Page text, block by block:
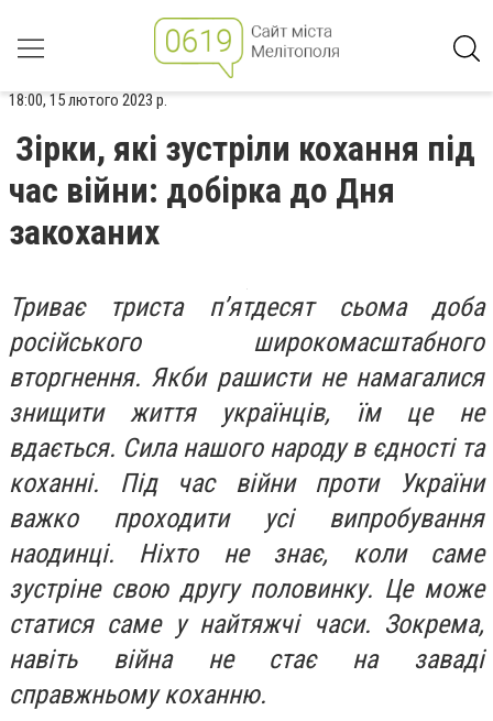
18:00, 15 лютого 2023 р.
Зірки, які зустріли кохання під
час війни: добірка до Дня
закоханих
Триває триста п’ятдесят сьома доба
російського широкомасштабного
вторгнення. Якби рашисти не намагалися
знищити життя українців, їм це не
вдається. Сила нашого народу в єдності та
коханні. Під час війни проти України
важко проходити усі випробування
наодинці. Ніхто не знає, коли саме
зустріне свою другу половинку. Це може
статися саме у найтяжчі часи. Зокрема,
навіть війна не стає на заваді
справжньому коханню.